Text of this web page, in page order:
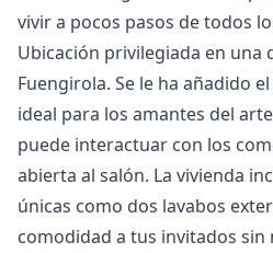
vivir a pocos pasos de todos
Ubicación privilegiada en una
Fuengirola. Se le ha añadido
ideal para los amantes del
puede interactuar con los
abierta al salón. La vivienda
únicas como dos lavabos
comodidad a tus invitados sin